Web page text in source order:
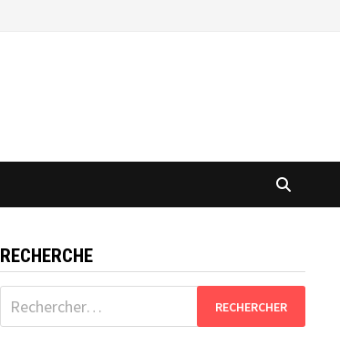
RECHERCHE
Rechercher :